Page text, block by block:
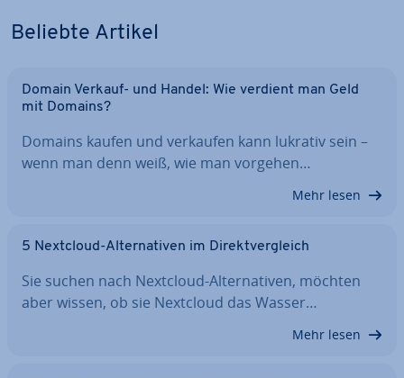
Beliebte Artikel
Domain Verkauf- und Handel: Wie verdient man Geld
mit Domains?
Domains kaufen und verkaufen kann lukrativ sein –
wenn man denn weiß, wie man vorgehen…
Mehr lesen
5 Nextcloud-Al­ter­na­ti­ven im Di­rekt­ver­gleich
Sie suchen nach Nextcloud-Al­ter­na­ti­ven, möchten
aber wissen, ob sie Nextcloud das Wasser…
Mehr lesen